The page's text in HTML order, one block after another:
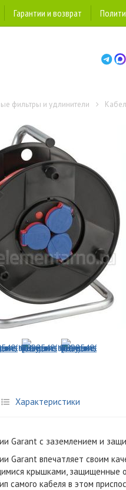
Гарантии и возврат
фильтры и удлинители
Характеристики
Garant с заземлением и
Garant впечатляет своим
крышками, защищенные
самого кабеля в этом